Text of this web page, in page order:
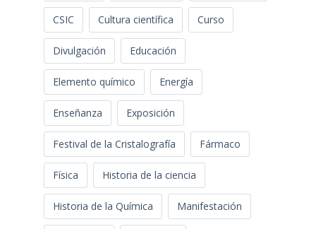
CSIC Cultura científica Curso
Divulgación Educación
Elemento químico Energía
Enseñanza Exposición
Festival de la Cristalografía Fármaco
Física Historia de la ciencia
Historia de la Química Manifestación